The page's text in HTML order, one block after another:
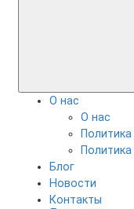
О нас
О нас
Блог
Новости
Контакты